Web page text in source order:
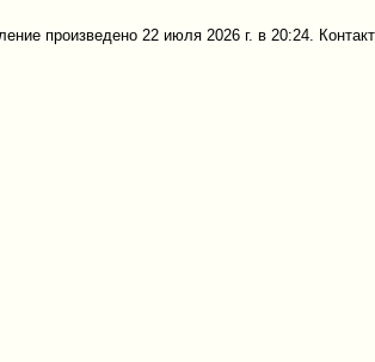
произведено 22 июля 2026 г. в 20:24.